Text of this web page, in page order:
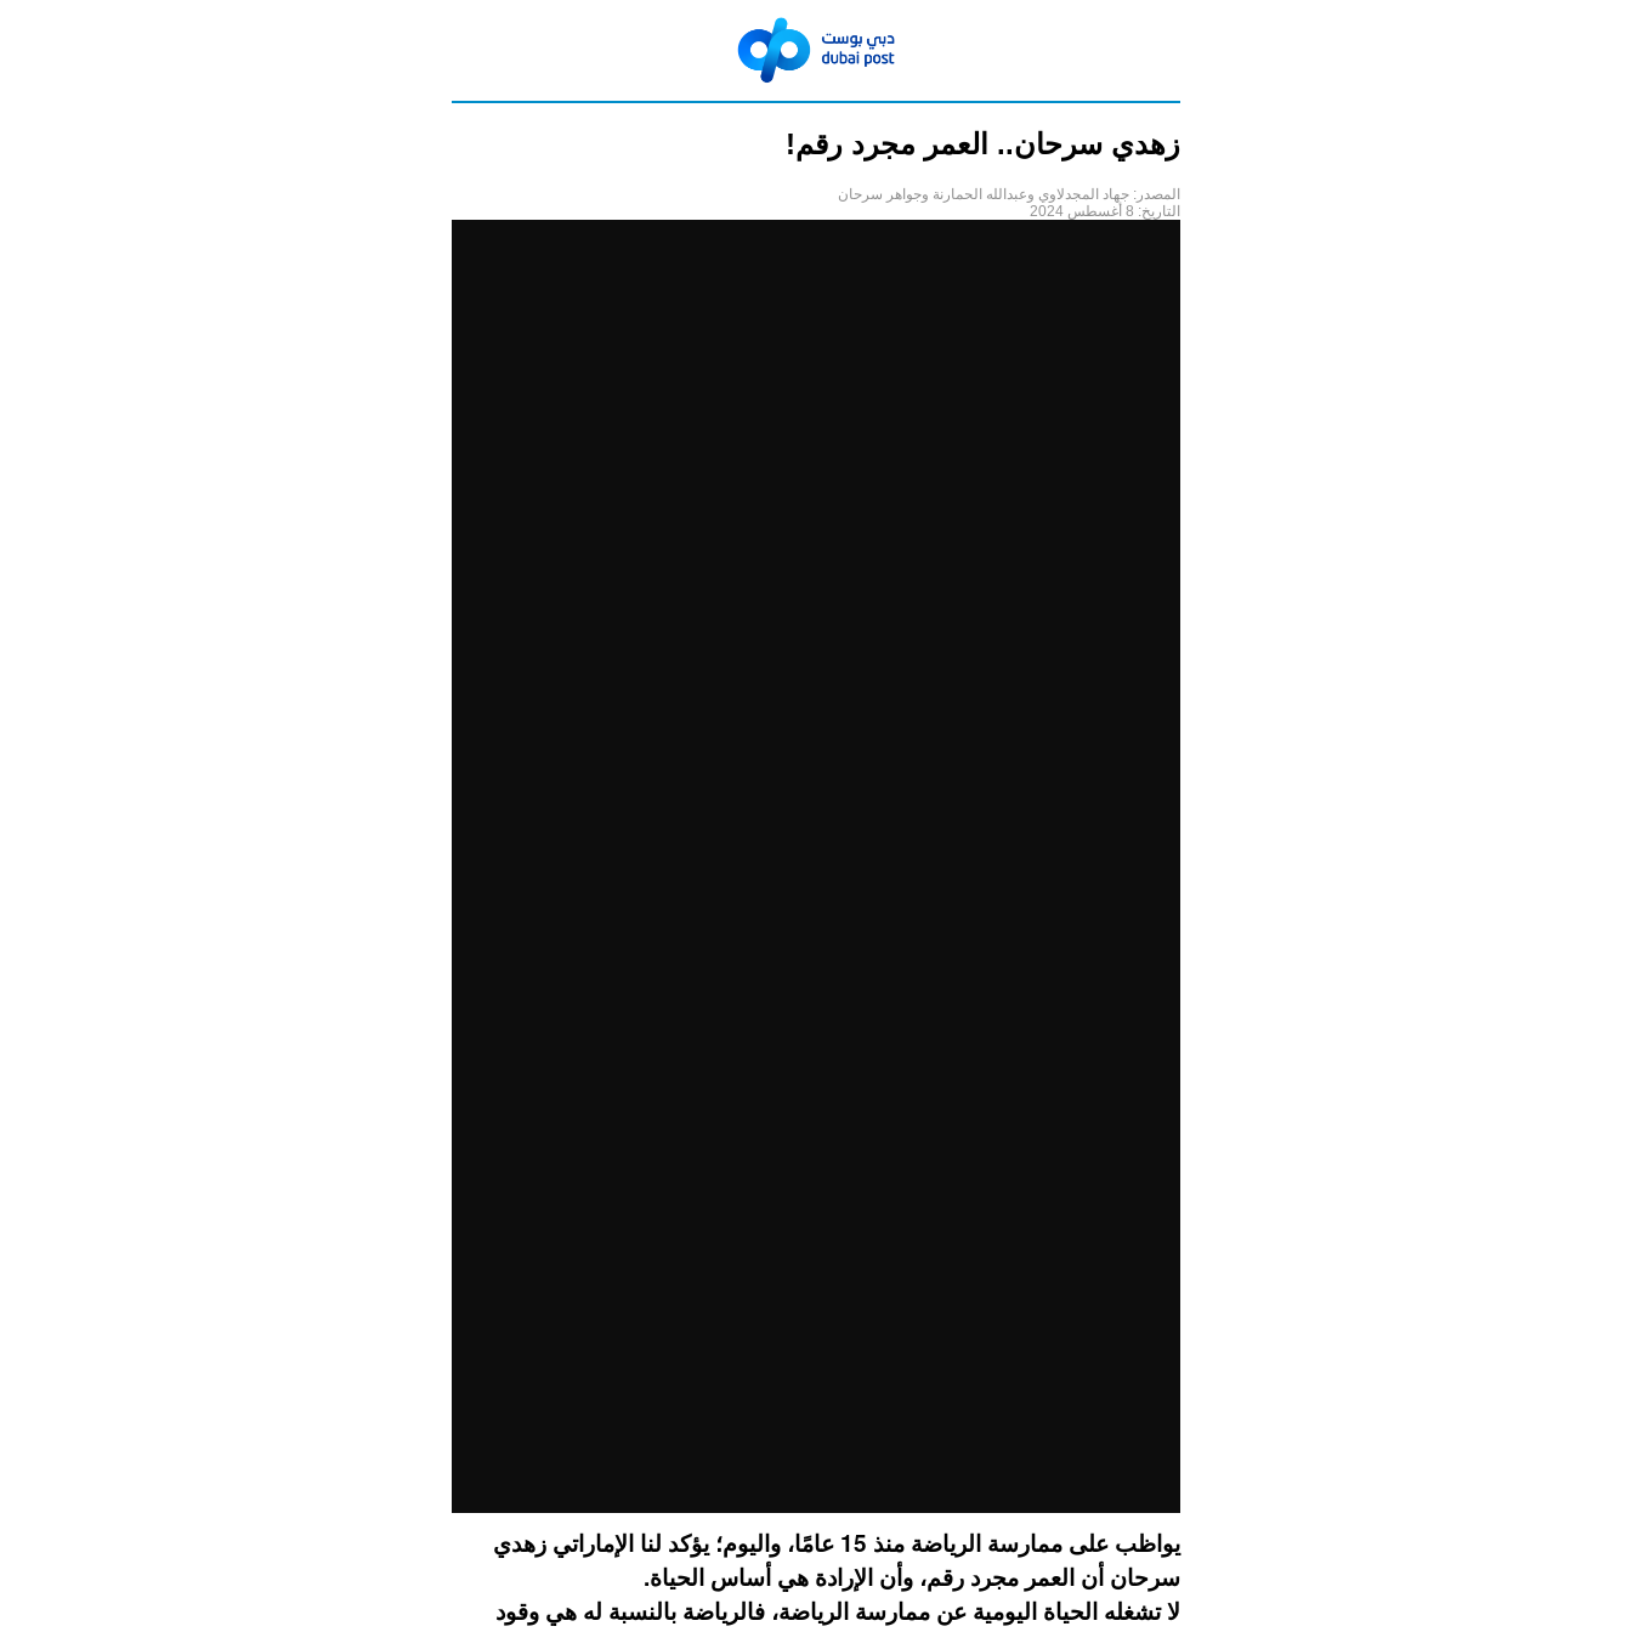
زهدي سرحان.. العمر مجرد رقم!
المصدر: جهاد المجدلاوي وعبدالله الحمارنة وجواهر سرحان
التاريخ: 8 أغسطس 2024
يواظب على ممارسة الرياضة منذ 15 عامًا، واليوم؛ يؤكد لنا الإماراتي زهدي
سرحان أن العمر مجرد رقم، وأن الإرادة هي أساس الحياة.
لا تشغله الحياة اليومية عن ممارسة الرياضة، فالرياضة بالنسبة له هي وقود